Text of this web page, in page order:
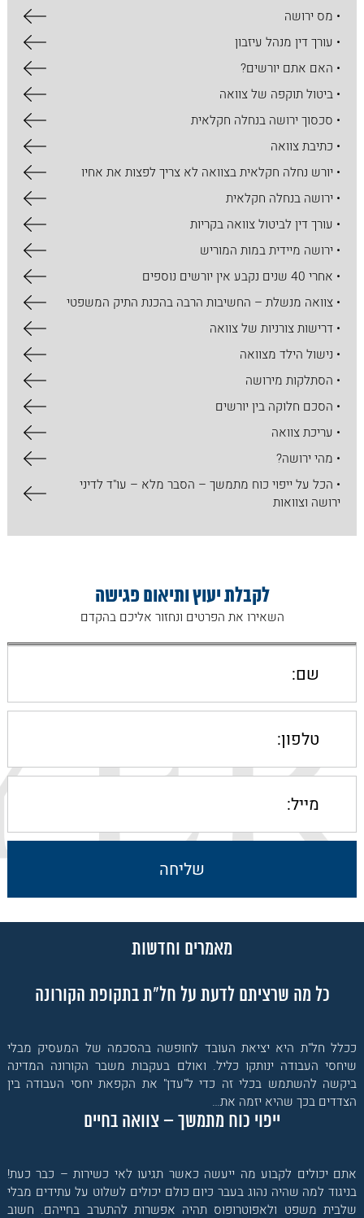
• מס ירושה
• עורך דין מנהל עיזבון
• האם אתם יורשים?
• ביטול תוקפה של צוואה
• סכסוך ירושה בנחלה חקלאית
• כתיבת צוואה
• יורש נחלה חקלאית בצוואה לא צריך לפצות את אחיו
• ירושה בנחלה חקלאית
• עורך דין לביטול צוואה בקריות
• ירושה מיידית במות המוריש
• אחרי 40 שנים נקבע אין יורשים נוספים
• צוואה מנשלת – החשיבות הרבה בהכנת התיק המשפטי
• דרישות צורניות של צוואה
• נישול הילד מצוואה
• הסתלקות מירושה
• הסכם חלוקה בין יורשים
• עריכת צוואה
• מהי ירושה?
• הכל על ​ייפוי כוח מתמשך – הסבר מלא – עו"ד לדיני
ירושה וצוואות
לקבלת יעוץ ותיאום פגישה
השאירו את הפרטים ונחזור אליכם בהקדם
מאמרים וחדשות
כל מה שרציתם לדעת על חל"ת בתקופת הקורונה
ככלל חל"ת היא יציאת העובד לחופשה בהסכמה של המעסיק מבלי
שיחסי העבודה ינותקו כליל. ואולם בעקבות משבר הקורונה המדינה
ביקשה להשתמש בכלי זה כדי ל"עדן" את הקפאת יחסי העבודה בין
הצדדים בכך שהיא יזמה את…
ייפוי כוח מתמשך – צוואה בחיים
אתם יכולים לקבוע מה ייעשה כאשר תגיעו לאי כשירות – כבר כעת!
בניגוד למה שהיה נהוג בעבר כיום כולם יכולים לשלוט על עתידים מבלי
שלבית משפט ולאפוטרופוס תהיה אפשרות להתערב בחייהם. חשוב